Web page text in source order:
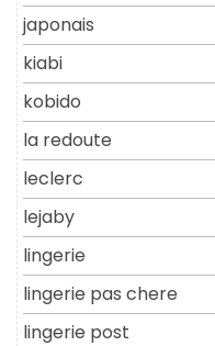
japonais
kiabi
kobido
la redoute
leclerc
lejaby
lingerie
lingerie pas chere
lingerie post